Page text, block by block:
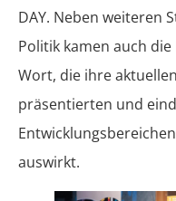
DAY. Neben weiteren
Politik kamen auch
Wort, die ihre
präsentierten und
auswirkt.